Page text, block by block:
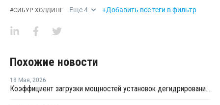
#СИБУР ХОЛДИНГ Еще4 +Добавить все теги в фильтр
Похожие новости
18 Мая, 2026
Коэффициент загрузки мощностей установок дегидрированию пропана в Китае в мае снизится примерно до 50%